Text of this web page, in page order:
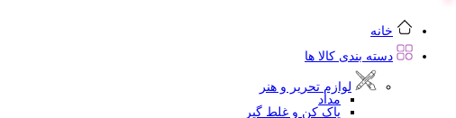
خانه
دسته بندی کالا ها
لوازم تحریر و هنر
مداد
پاک کن و غلط گیر